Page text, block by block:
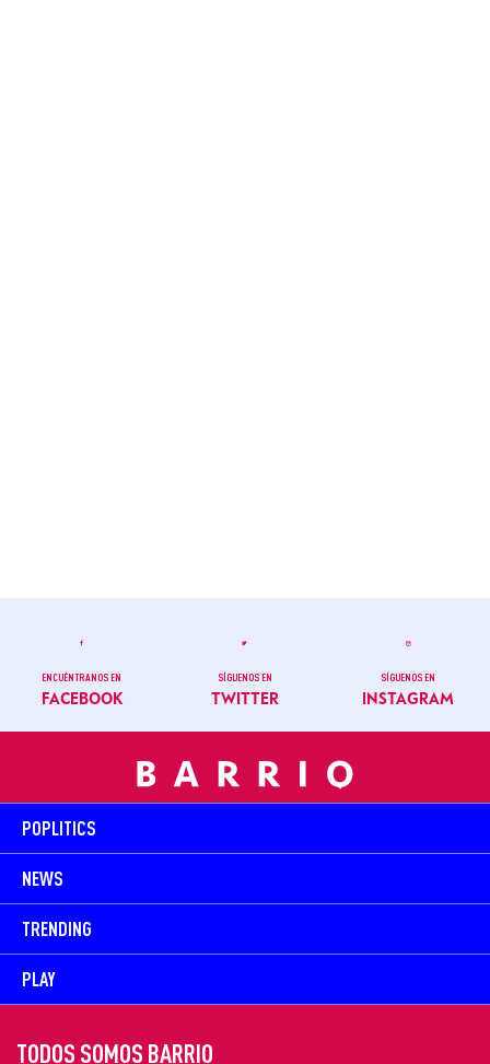
ENCUÉNTRANOS EN
FACEBOOK
SÍGUENOS EN
TWITTER
SÍGUENOS EN
INSTAGRAM
POPLITICS
NEWS
TRENDING
PLAY
TODOS SOMOS BARRIO